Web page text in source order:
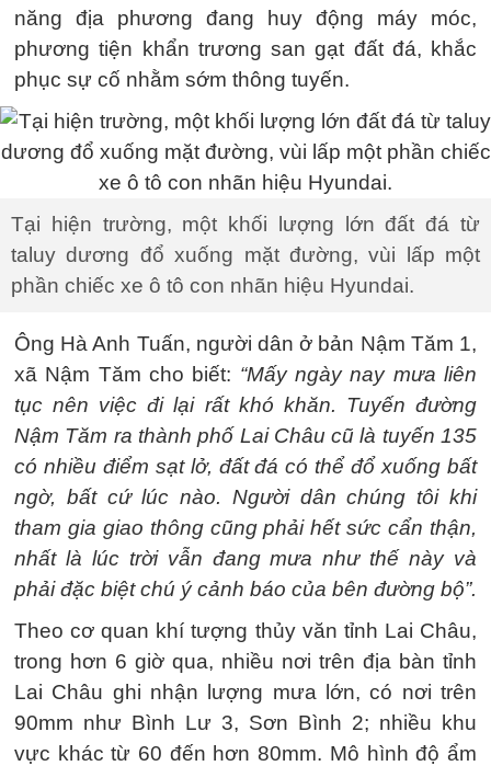
năng địa phương đang huy động máy móc,
phương tiện khẩn trương san gạt đất đá, khắc
phục sự cố nhằm sớm thông tuyến.
Tại hiện trường, một khối lượng lớn đất đá từ
taluy dương đổ xuống mặt đường, vùi lấp một
phần chiếc xe ô tô con nhãn hiệu Hyundai.
Ông Hà Anh Tuấn, người dân ở bản Nậm Tăm 1,
xã Nậm Tăm cho biết: “Mấy ngày nay mưa liên
tục nên việc đi lại rất khó khăn. Tuyến đường
Nậm Tăm ra thành phố Lai Châu cũ là tuyến 135
có nhiều điểm sạt lở, đất đá có thể đổ xuống bất
ngờ, bất cứ lúc nào. Người dân chúng tôi khi
tham gia giao thông cũng phải hết sức cẩn thận,
nhất là lúc trời vẫn đang mưa như thế này và
phải đặc biệt chú ý cảnh báo của bên đường bộ”.
Theo cơ quan khí tượng thủy văn tỉnh Lai Châu,
trong hơn 6 giờ qua, nhiều nơi trên địa bàn tỉnh
Lai Châu ghi nhận lượng mưa lớn, có nơi trên
90mm như Bình Lư 3, Sơn Bình 2; nhiều khu
vực khác từ 60 đến hơn 80mm. Mô hình độ ẩm